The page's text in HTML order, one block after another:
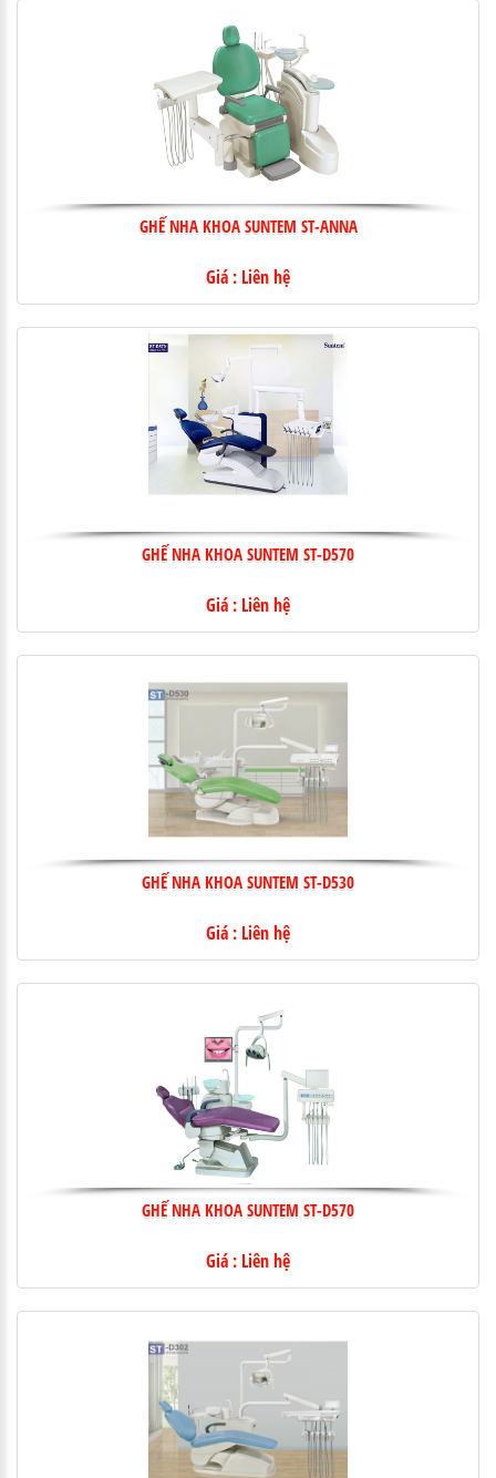
GHẾ NHA KHOA SUNTEM ST-ANNA
Giá : Liên hệ
GHẾ NHA KHOA SUNTEM ST-D570
Giá : Liên hệ
GHẾ NHA KHOA SUNTEM ST-D530
Giá : Liên hệ
GHẾ NHA KHOA SUNTEM ST-D570
Giá : Liên hệ